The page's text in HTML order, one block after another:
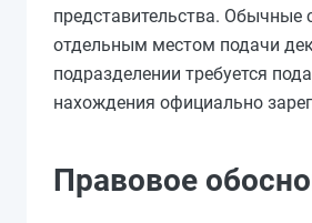
представительства. Обычные
отдельным местом подачи
подразделении требуется
нахождения официально
Правовое